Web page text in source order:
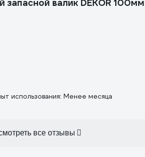
валик DEKOR 100мм
использования: Менее месяца
все отзывы